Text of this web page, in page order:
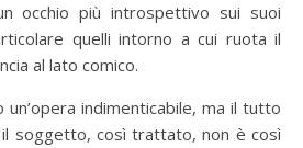
occhio più introspettivo sui suoi
quelli intorno a cui ruota il
al lato comico.
indimenticabile, ma il tutto
soggetto, così trattato, non è così